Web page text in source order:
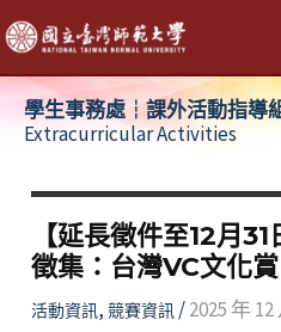
跳
至
主
學生事務處┆課外活動指導
Extracurricular Activities
【延長徵件至12月
徵集：台灣VC文化賞
活動資訊, 競賽資訊/2025 年 12